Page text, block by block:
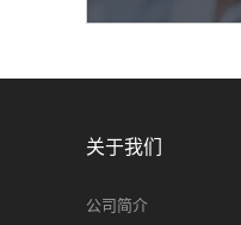
关于我们
公司简介